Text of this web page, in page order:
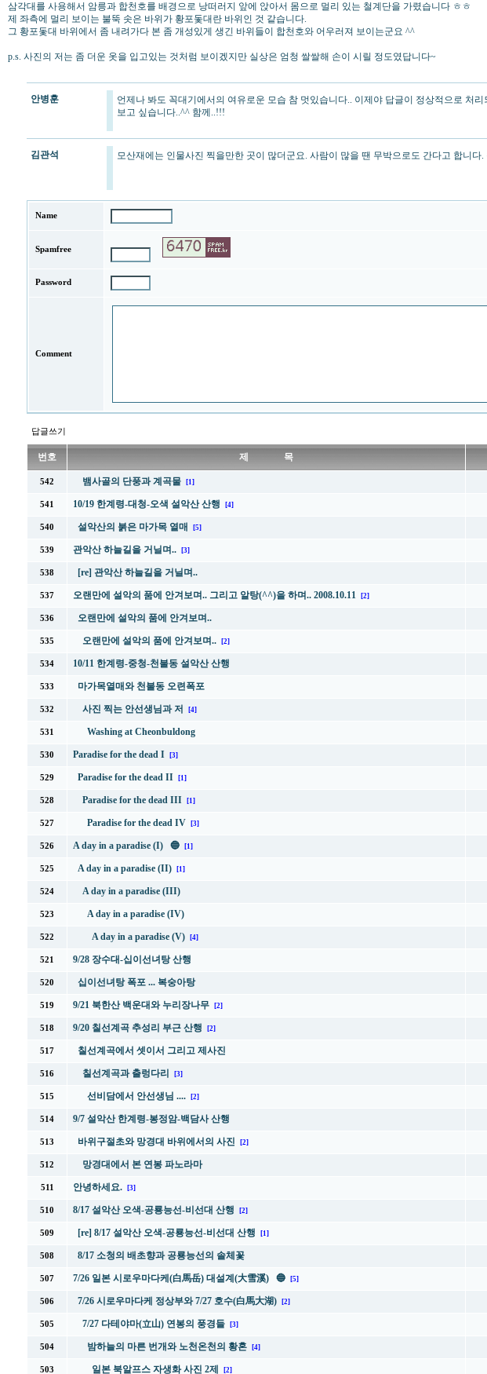
삼각대를 사용해서 암릉과 합천호를 배경으로 낭떠러지 앞에 앉아서 몸으로 멀리 있는 철계단을 가렸습니다 ㅎㅎ
제 좌측에 멀리 보이는 불뚝 솟은 바위가 황포돛대란 바위인 것 같습니다.
그 황포돛대 바위에서 좀 내려가다 본 좀 개성있게 생긴 바위들이 합천호와 어우러져 보이는군요 ^^
p.s. 사진의 저는 좀 더운 옷을 입고있는 것처럼 보이겠지만 실상은 엄청 쌀쌀해 손이 시릴 정도였답니다~
안병훈
언제나 봐도 꼭대기에서의 여유로운 모습 참 멋있습니다.. 이제야 답글이 정상적으로 처
보고 싶습니다..^^ 함께..!!!
김관석 모산재에는 인물사진 찍을만한 곳이 많더군요. 사람이 많을 땐 무박으로도 간다고 합니다.
Name
Spamfree
Password
Comment
답글쓰기
번호 제 목
542 뱀사골의 단풍과 계곡물 [1]
541 10/19 한계령-대청-오색 설악산 산행 [4]
540 설악산의 붉은 마가목 열매 [5]
539 관악산 하늘길을 거닐며.. [3]
538 [re] 관악산 하늘길을 거닐며..
537 오랜만에 설악의 품에 안겨보며.. 그리고 알탕(^^)을 하며.. 2008.10.11 [2]
536 오랜만에 설악의 품에 안겨보며..
535 오랜만에 설악의 품에 안겨보며.. [2]
534 10/11 한계령-중청-천불동 설악산 산행
533 마가목열매와 천불동 오련폭포
532 사진 찍는 안선생님과 저 [4]
531 Washing at Cheonbuldong
530 Paradise for the dead I [3]
529 Paradise for the dead II [1]
528 Paradise for the dead III [1]
527 Paradise for the dead IV [3]
526 A day in a paradise (I) 🔵 [1]
525 A day in a paradise (II) [1]
524 A day in a paradise (III)
523 A day in a paradise (IV)
522 A day in a paradise (V) [4]
521 9/28 장수대-십이선녀탕 산행
520 십이선녀탕 폭포 ... 복숭아탕
519 9/21 북한산 백운대와 누리장나무 [2]
518 9/20 칠선계곡 추성리 부근 산행 [2]
517 칠선계곡에서 셋이서 그리고 제사진
516 칠선계곡과 출렁다리 [3]
515 선비담에서 안선생님 .... [2]
514 9/7 설악산 한계령-봉정암-백담사 산행
513 바위구절초와 망경대 바위에서의 사진 [2]
512 망경대에서 본 연봉 파노라마
511 안녕하세요. [3]
510 8/17 설악산 오색-공룡능선-비선대 산행 [2]
509 [re] 8/17 설악산 오색-공룡능선-비선대 산행 [1]
508 8/17 소청의 배초향과 공룡능선의 솔체꽃
507 7/26 일본 시로우마다케(白馬岳) 대설계(大雪溪) 🔵 [5]
506 7/26 시로우마다케 정상부와 7/27 호수(白馬大湖) [2]
505 7/27 다테야마(立山) 연봉의 풍경들 [3]
504 밤하늘의 마른 번개와 노천온천의 황혼 [4]
503 일본 북알프스 자생화 사진 2제 [2]